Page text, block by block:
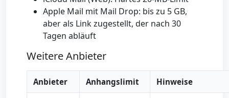
Apple Mail mit Mail Drop: bis zu 5 GB,
aber als Link zugestellt, der nach 30
Tagen abläuft
Weitere Anbieter
Anbieter Anhangslimit Hinweise